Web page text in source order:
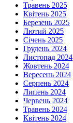
Травень 2025
Квітень 2025
Березень 2025
Лютий 2025
Січень 2025
Грудень 2024
Листопад 2024
Жовтень 2024
Вересень 2024
Серпень 2024
Липень 2024
Червень 2024
Травень 2024
Квітень 2024